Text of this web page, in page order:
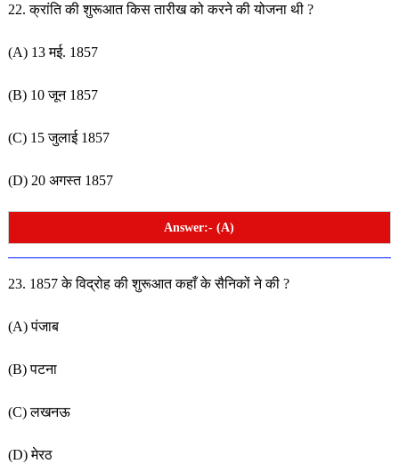
22. क्रांति की शुरूआत किस तारीख को करने की योजना थी ?
(A) 13 मई. 1857
(B) 10 जून 1857
(C) 15 जुलाई 1857
(D) 20 अगस्त 1857
Answer:- (A)
23. 1857 के विद्रोह की शुरूआत कहाँ के सैनिकों ने की ?
(A) पंजाब
(B) पटना
(C) लखनऊ
(D) मेरठ